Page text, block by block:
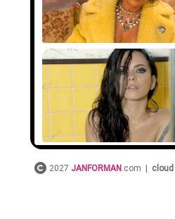
2027 JANFORMAN .com | cloud